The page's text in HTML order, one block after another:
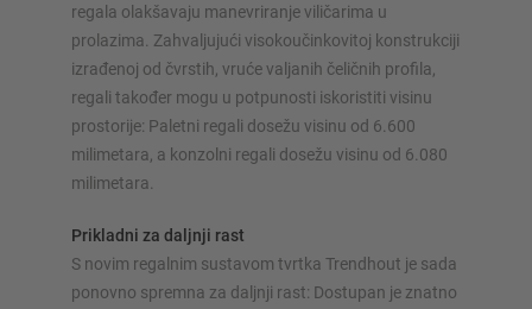
regala olakšavaju manevriranje viličarima u
prolazima. Zahvaljujući visokoučinkovitoj konstrukciji
izrađenoj od čvrstih, vruće valjanih čeličnih profila,
regali također mogu u potpunosti iskoristiti visinu
prostorije: Paletni regali dosežu visinu od 6.600
milimetara, a konzolni regali dosežu visinu od 6.080
milimetara.
Prikladni za daljnji rast
S novim regalnim sustavom tvrtka Trendhout je sada
ponovno spremna za daljnji rast: Dostupan je znatno